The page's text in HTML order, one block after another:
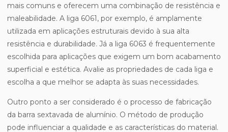
mais comuns e oferecem uma combinação de resistência e
maleabilidade. A liga 6061, por exemplo, é amplamente
utilizada em aplicações estruturais devido à sua alta
resistência e durabilidade. Já a liga 6063 é frequentemente
escolhida para aplicações que exigem um bom acabamento
superficial e estética. Avalie as propriedades de cada liga e
escolha a que melhor se adapta às suas necessidades.
Outro ponto a ser considerado é o processo de fabricação
da barra sextavada de alumínio. O método de produção
pode influenciar a qualidade e as características do material.